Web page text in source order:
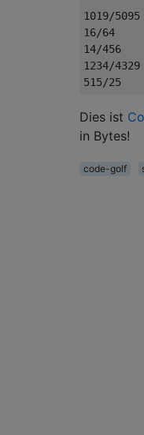
1019/
16/64
14/456
1234/
Dies ist
in Bytes!
code-golf